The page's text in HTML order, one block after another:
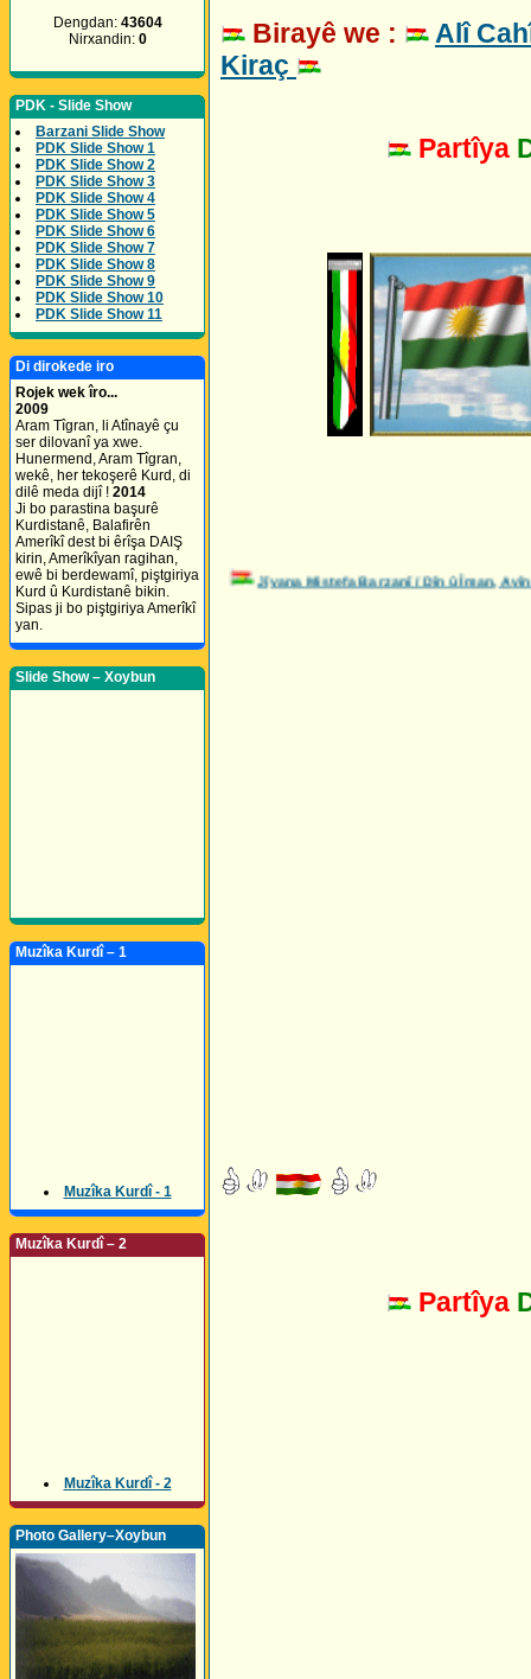
Dengdan: 43604
Nirxandin: 0
PDK - Slide Show
Barzani Slide Show
PDK Slide Show 1
PDK Slide Show 2
PDK Slide Show 3
PDK Slide Show 4
PDK Slide Show 5
PDK Slide Show 6
PDK Slide Show 7
PDK Slide Show 8
PDK Slide Show 9
PDK Slide Show 10
PDK Slide Show 11
Di dirokede iro
Rojek wek îro...
2009
Aram Tîgran, li Atînayê çu
ser dilovanî ya xwe.
Hunermend, Aram Tîgran,
wekê, her tekoşerê Kurd, di
dilê meda dijî ! 2014
Ji bo parastina başurê
Kurdistanê, Balafirên
Amerîkî dest bi êrîşa DAIŞ
kirin, Amerîkîyan ragihan,
ewê bi berdewamî, piştgiriya
Kurd û Kurdistanê bikin.
Sipas ji bo piştgiriya Amerîkî
yan.
Slide Show – Xoybun
Muzîka Kurdî – 1
Muzîka Kurdî - 1
Muzîka Kurdî – 2
Muzîka Kurdî - 2
Photo Gallery–Xoybun
Birayê we :
Alî
Kiraç
Partîya
Jîyana Mistefa Barzanî / Dîn û Îman,
Partîya